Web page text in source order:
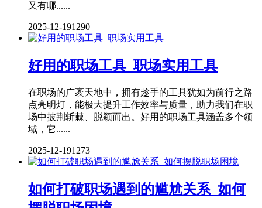
又有哪......
2025-12-191290
好用的职场工具_职场实用工具
在职场的广袤天地中，拥有趁手的工具犹如为前行之路
点亮明灯，能极大提升工作效率与质量，助力我们在职
场中披荆斩棘、脱颖而出。好用的职场工具涵盖多个领
域，它......
2025-12-191273
如何打破职场遇到的尴尬关系_如何